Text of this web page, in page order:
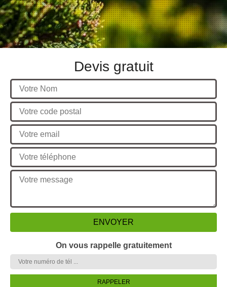
Devis gratuit
On vous rappelle gratuitement